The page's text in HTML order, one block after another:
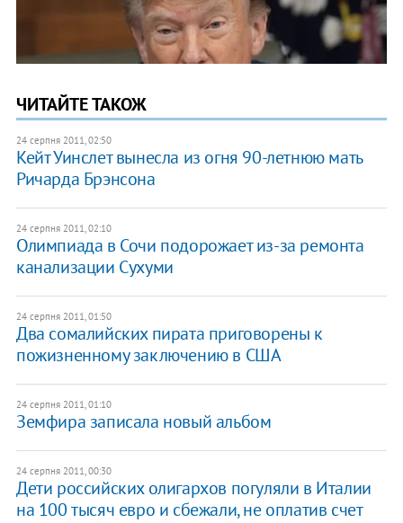
ЧИТАЙТЕ ТАКОЖ
24 серпня 2011, 02:50
Кейт Уинслет вынесла из огня 90-летнюю мать
Ричарда Брэнсона
24 серпня 2011, 02:10
Олимпиада в Сочи подорожает из-за ремонта
канализации Сухуми
24 серпня 2011, 01:50
Два сомалийских пирата приговорены к
пожизненному заключению в США
24 серпня 2011, 01:10
Земфира записала новый альбом
24 серпня 2011, 00:30
Дети российских олигархов погуляли в Италии
на 100 тысяч евро и сбежали, не оплатив счет